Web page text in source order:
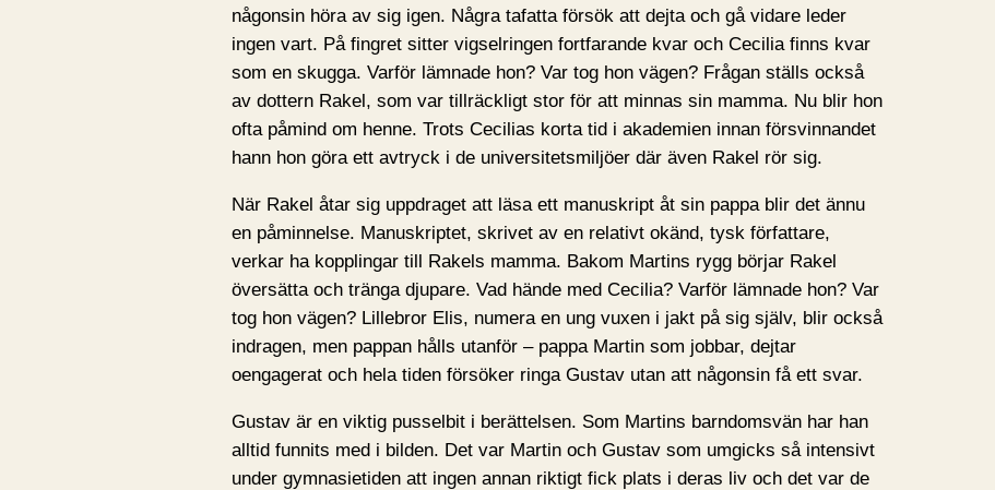
någonsin höra av sig igen. Några tafatta försök att dejta och gå vidare leder
ingen vart. På fingret sitter vigselringen fortfarande kvar och Cecilia finns kvar
som en skugga. Varför lämnade hon? Var tog hon vägen? Frågan ställs också
av dottern Rakel, som var tillräckligt stor för att minnas sin mamma. Nu blir hon
ofta påmind om henne. Trots Cecilias korta tid i akademien innan försvinnandet
hann hon göra ett avtryck i de universitetsmiljöer där även Rakel rör sig.
När Rakel åtar sig uppdraget att läsa ett manuskript åt sin pappa blir det ännu
en påminnelse. Manuskriptet, skrivet av en relativt okänd, tysk författare,
verkar ha kopplingar till Rakels mamma. Bakom Martins rygg börjar Rakel
översätta och tränga djupare. Vad hände med Cecilia? Varför lämnade hon? Var
tog hon vägen? Lillebror Elis, numera en ung vuxen i jakt på sig själv, blir också
indragen, men pappan hålls utanför – pappa Martin som jobbar, dejtar
oengagerat och hela tiden försöker ringa Gustav utan att någonsin få ett svar.
Gustav är en viktig pusselbit i berättelsen. Som Martins barndomsvän har han
alltid funnits med i bilden. Det var Martin och Gustav som umgicks så intensivt
under gymnasietiden att ingen annan riktigt fick plats i deras liv och det var de